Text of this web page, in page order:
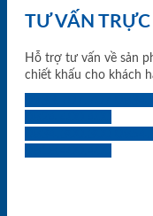
TƯ VẤN
Hỗ trợ tư vấn về sản
chiết khấu cho khách